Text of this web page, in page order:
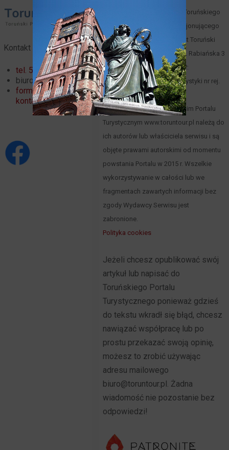
Kontakt
tel. 56 621 02 32
biuro@toruntour.pl
formularz
kontaktowy
Właścicielem i operatorem Toruńskiego
Portalu Turystycznego funkcjonującego
pod domeną toruntour.pl jest Toruński
Serwis Turystyczny, Toruń, ul. Rabiańska 3
(mapa), tel. 66 00 61 352, NIP:
8791221083, Organizator turystyki nr rej.
247 woj. kuj.-pom.
Materiały zawarte w Toruńskim Portalu
Turystycznym www.toruntour.pl należą do
ich autorów lub właściciela serwisu i są
objęte prawami autorskimi od momentu
powstania Portalu w 2015 r. Wszelkie
wykorzystywanie w całości lub we
fragmentach zawartych informacji bez
zgody Wydawcy Serwisu jest
zabronione.
Polityka cookies
Jeżeli chcesz opublikować swój
artykuł lub napisać do
Toruńskiego Portalu
Turystycznego ponieważ gdzieś
do tekstu wkradł się błąd, chcesz
nawiązać współpracę lub po
prostu przekazać swoją opinię,
możesz to zrobić używając
adresu mailowego
biuro@toruntour.pl. Żadna
wiadomość nie pozostanie bez
odpowiedzi!